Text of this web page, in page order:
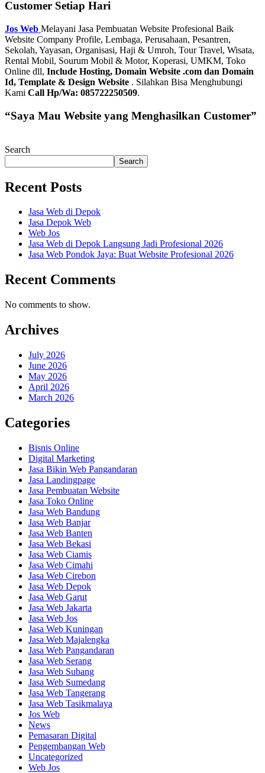
Customer Setiap Hari
Jos Web Melayani Jasa Pembuatan Website Profesional Baik
Website Company Profile, Lembaga, Perusahaan, Pesantren,
Sekolah, Yayasan, Organisasi, Haji & Umroh, Tour Travel, Wisata,
Rental Mobil, Sourum Mobil & Motor, Koperasi, UMKM, Toko
Online dll, Include Hosting, Domain Website .com dan Domain
Id, Template & Design Website . Silahkan Bisa Menghubungi
Kami Call Hp/Wa: 085722250509.
“Saya Mau Website yang Menghasilkan Customer”
Search
Search
Recent Posts
Jasa Web di Depok
Jasa Depok Web
Web Jos
Jasa Web di Depok Langsung Jadi Profesional 2026
Jasa Web Pondok Jaya: Buat Website Profesional 2026
Recent Comments
No comments to show.
Archives
July 2026
June 2026
May 2026
April 2026
March 2026
Categories
Bisnis Online
Digital Marketing
Jasa Bikin Web Pangandaran
Jasa Landingpage
Jasa Pembuatan Website
Jasa Toko Online
Jasa Web Bandung
Jasa Web Banjar
Jasa Web Banten
Jasa Web Bekasi
Jasa Web Ciamis
Jasa Web Cimahi
Jasa Web Cirebon
Jasa Web Depok
Jasa Web Garut
Jasa Web Jakarta
Jasa Web Jos
Jasa Web Kuningan
Jasa Web Majalengka
Jasa Web Pangandaran
Jasa Web Serang
Jasa Web Subang
Jasa Web Sumedang
Jasa Web Tangerang
Jasa Web Tasikmalaya
Jos Web
News
Pemasaran Digital
Pengembangan Web
Uncategorized
Web Jos